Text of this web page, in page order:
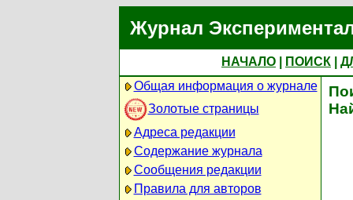
Журнал
НАЧАЛО ПОИСК
Общая информация о журнале
Золотые страницы
Адреса редакции
Содержание журнала
Сообщения редакции
Правила для авторов